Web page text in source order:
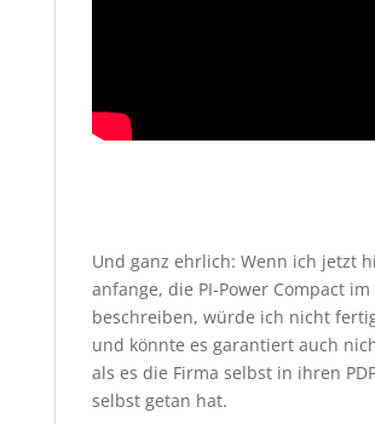
Und ganz ehrlich: Wenn ich jetzt
anfange, die PI-Power Compact
beschreiben, würde ich nicht
und könnte es garantiert auch
als es die Firma selbst in ihren
selbst getan hat.